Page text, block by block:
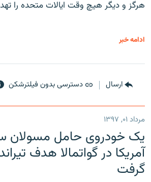
هرگز و دیگر هیچ وقت ایالات متحده را
ادامه خبر
ارسال دسترسی بدون فیلترشکن
مرداد ۰۱, ۱۳۹۷
یک خودروی حامل مسولان
آمریکا در گواتمالا هدف
گرفت